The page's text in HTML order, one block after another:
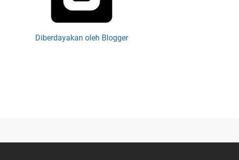
Diberdayakan oleh Blogger